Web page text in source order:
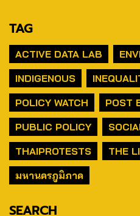
TAG
ACTIVE DATA LAB
INDIGENOUS
POLICY WATCH
POST
PUBLIC POLICY
THAIPROTESTS
THE
มหานครภูมิภาค
SEARCH